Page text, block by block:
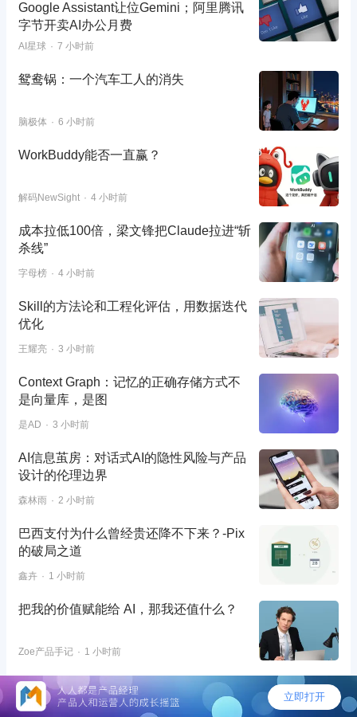
Google Assistant让位Gemini；阿里腾讯
字节开卖AI办公月费
AI星球 7 小时前
鸳鸯锅：一个汽车工人的消失
脑极体 6 小时前
WorkBuddy能否一直赢？
解码NewSight 4 小时前
成本拉低100倍，梁文锋把Claude拉进“斩
杀线”
字母榜 4 小时前
Skill的方法论和工程化评估，用数据迭代
优化
王耀亮 3 小时前
Context Graph：记忆的正确存储方式不
是向量库，是图
是AD 3 小时前
AI信息茧房：对话式AI的隐性风险与产品
设计的伦理边界
森林雨 2 小时前
巴西支付为什么曾经贵还降不下来？-Pix
的破局之道
鑫卉 1 小时前
把我的价值赋能给 AI，那我还值什么？
Zoe产品手记 1 小时前
AI眼镜进入公共空间前，产品经理要补一
张“旁观者旅程图”